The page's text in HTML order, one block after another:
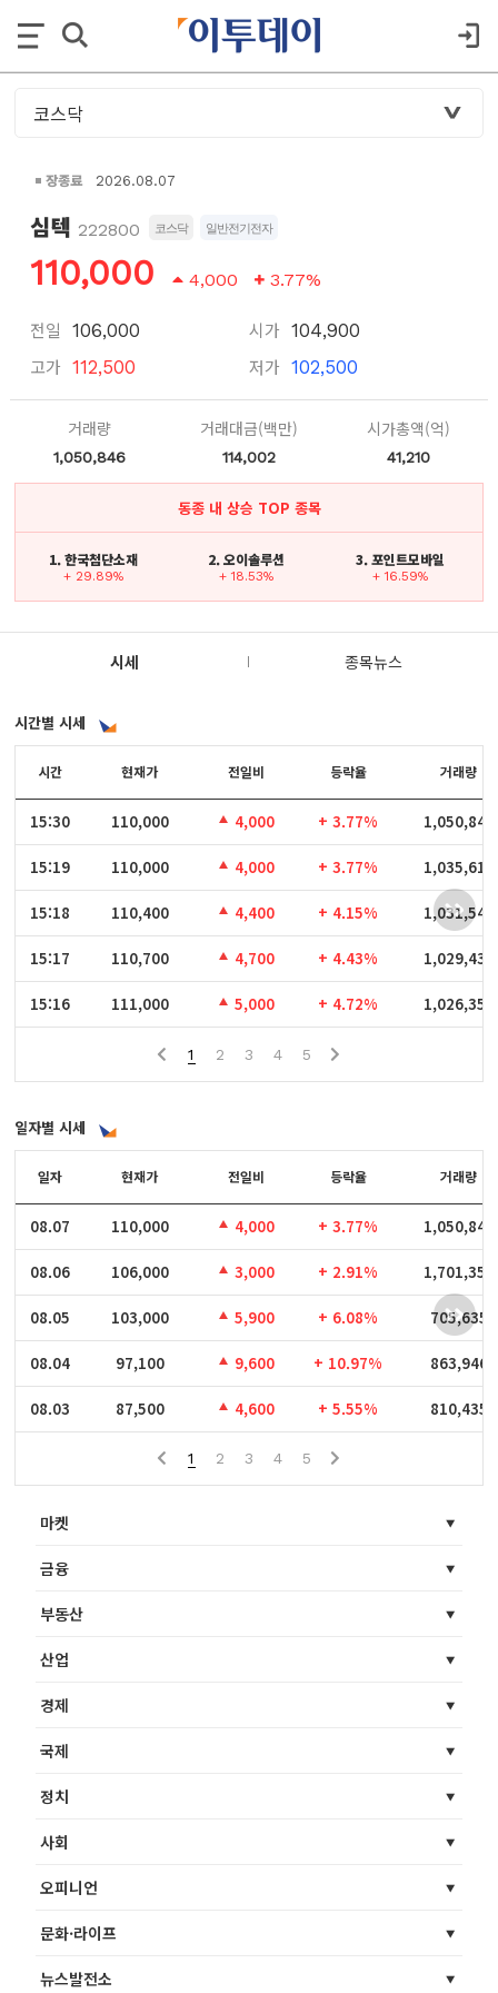
장종료 2026.08.07
심텍 222800 코스닥 일반전기전자
110,000 4,000 3.77%
전일 106,000
고가 112,500
시가 104,900
저가 102,500
거래량
1,050,846
거래대금(백만)
114,002
시가총액(억)
41,210
동종 내 상승 TOP 종목
1. 한국첨단소재
+ 29.89%
2. 오이솔루션
+ 18.53%
3. 포인트모바일
+ 16.59%
시세 종목뉴스
시간별 시세
시간
15:30
15:19
15:18
15:17
15:16
시간 현재가 전일비 등락율 거래량
15:30 110,000 4,000 + 3.77% 1,050,846
15:19 110,000 4,000 + 3.77% 1,035,611
15:18 110,400 4,400 + 4.15% 1,031,543
15:17 110,700 4,700 + 4.43% 1,029,431
15:16 111,000 5,000 + 4.72% 1,026,357
1 2 3 4 5
일자별 시세
일자
08.07
08.06
08.05
08.04
08.03
일자 현재가 전일비 등락율 거래량
08.07 110,000 4,000 + 3.77% 1,050,846
08.06 106,000 3,000 + 2.91% 1,701,359
08.05 103,000 5,900 + 6.08% 705,635
08.04 97,100 9,600 + 10.97% 863,946
08.03 87,500 4,600 + 5.55% 810,435
1 2 3 4 5
마켓
금융
부동산
산업
경제
국제
정치
사회
오피니언
문화·라이프
뉴스발전소